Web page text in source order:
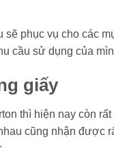
sẽ phục vụ cho các
cầu sử dụng của
giấy
thì hiện nay còn
cũng nhận được